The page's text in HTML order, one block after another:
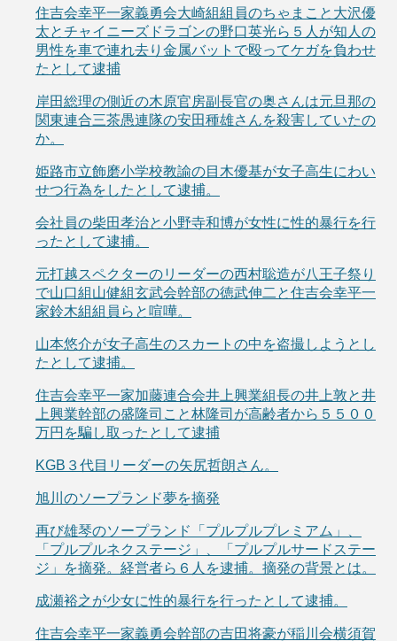
住吉会幸平一家義勇会大崎組組員のちゃまこと大沢優
太とチャイニーズドラゴンの野口英光ら５人が知人の
男性を車で連れ去り金属バットで殴ってケガを負わせ
たとして逮捕
岸田総理の側近の木原官房副長官の奥さんは元旦那の
関東連合三茶愚連隊の安田種雄さんを殺害していたの
か。
姫路市立飾磨小学校教諭の目木優基が女子高生にわい
せつ行為をしたとして逮捕。
会社員の柴田孝治と小野寺和博が女性に性的暴行を行
ったとして逮捕。
元打越スペクターのリーダーの西村聡造が八王子祭り
で山口組山健組玄武会幹部の徳武伸二と住吉会幸平一
家鈴木組組員らと喧嘩。
山本悠介が女子高生のスカートの中を盗撮しようとし
たとして逮捕。
住吉会幸平一家加藤連合会井上興業組長の井上敦と井
上興業幹部の盛隆司こと林隆司が高齢者から５５００
万円を騙し取ったとして逮捕
KGB３代目リーダーの矢尻哲朗さん。
旭川のソープランド夢を摘発
再び雄琴のソープランド「プルプルプレミアム」、
「プルプルネクステージ」、「プルプルサードステー
ジ」を摘発。経営者ら６人を逮捕。摘発の背景とは。
成瀬裕之が少女に性的暴行を行ったとして逮捕。
住吉会幸平一家義勇会幹部の吉田将豪が稲川会横須賀